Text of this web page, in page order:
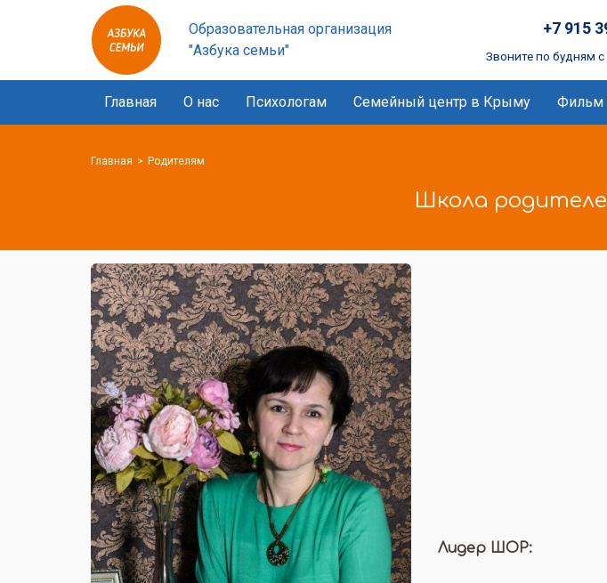
Азбука
семьи
logo
Образовательная организация
"Азбука семьи"
+7 915
Звоните по будням
Главная О нас Психологам Семейный центр в Крыму Фильм
Главная Родителям
Школа
Лидер ШОР: